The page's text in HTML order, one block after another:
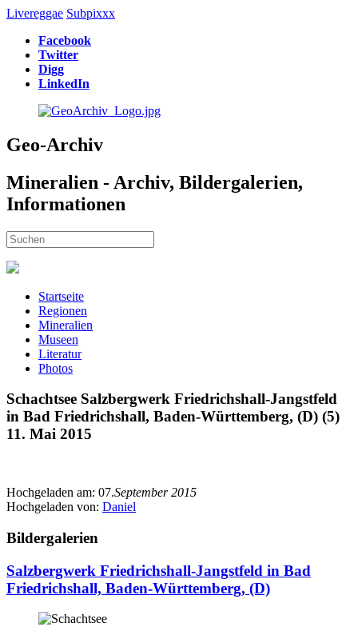
Livereggae Subpixxx
Facebook
Twitter
Digg
LinkedIn
Geo-Archiv
Mineralien - Archiv, Bildergalerien,
Informationen
Startseite
Regionen
Mineralien
Museen
Literatur
Photos
Schachtsee Salzbergwerk Friedrichshall-Jangstfeld
in Bad Friedrichshall, Baden-Württemberg, (D) (5)
11. Mai 2015
Hochgeladen am: 07.September 2015
Hochgeladen von: Daniel
Bildergalerien
Salzbergwerk Friedrichshall-Jangstfeld in Bad
Friedrichshall, Baden-Württemberg, (D)